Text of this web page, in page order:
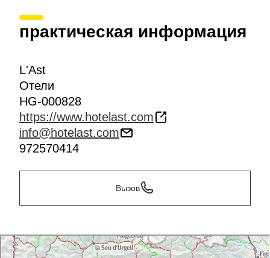
практическая информация
L'Ast
Отели
HG-000828
https://www.hotelast.com
info@hotelast.com
972570414
Вызов